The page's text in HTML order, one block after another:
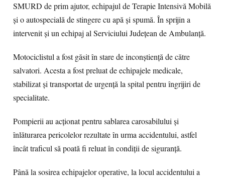
SMURD de prim ajutor, echipajul de Terapie Intensivă Mobilă
și o autospecială de stingere cu apă și spumă. În sprijin a
intervenit și un echipaj al Serviciului Județean de Ambulanță.
Motociclistul a fost găsit în stare de inconștiență de către
salvatori. Acesta a fost preluat de echipajele medicale,
stabilizat și transportat de urgență la spital pentru îngrijiri de
specialitate.
Pompierii au acționat pentru sablarea carosabilului și
înlăturarea pericolelor rezultate în urma accidentului, astfel
încât traficul să poată fi reluat în condiții de siguranță.
Până la sosirea echipajelor operative, la locul accidentului a